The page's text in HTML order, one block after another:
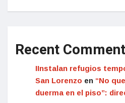
Recent
IInstalan refugios
San Lorenzo en “No
duerma en el piso”: